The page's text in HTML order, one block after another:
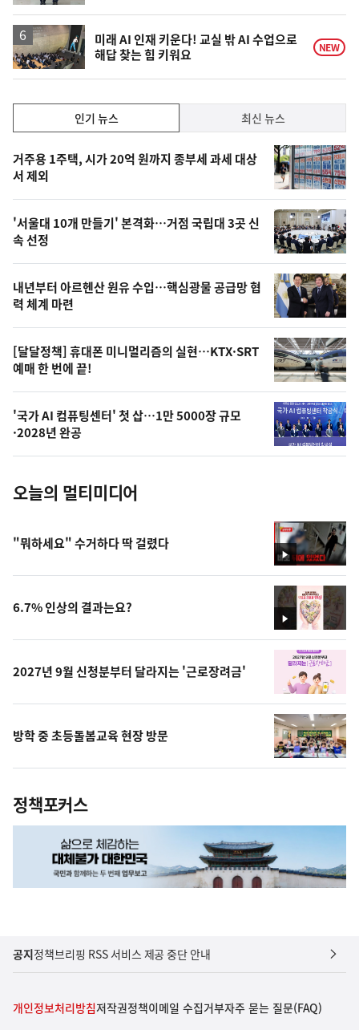
미래 AI 인재 키운다! 교실 밖 AI 수업으로
해답 찾는 힘 키워요
NEW
기,
최
신,
오
늘
의
영
상
오
늘
의
사
진
인기 뉴스 최신 뉴스
기
뉴
스
거주용 1주택, 시가 20억 원까지 종부세 과세 대상
서 제외
'서울대 10개 만들기' 본격화…거점 국립대 3곳 신
속 선정
내년부터 아르헨산 원유 수입…핵심광물 공급망 협
력 체계 마련
[달달정책] 휴대폰 미니멀리즘의 실현…KTX·SRT
예매 한 번에 끝!
'국가 AI 컴퓨팅센터' 첫 삽…1만 5000장 규모
·2028년 완공
오늘의 멀티미디어
영
상
"뭐하세요" 수거하다 딱 걸렸다
영
상
6.7% 인상의 결과는요?
2027년 9월 신청분부터 달라지는 '근로장려금'
방학 중 초등돌봄교육 현장 방문
정책포커스
공지정책브리핑 RSS 서비스 제공 중단 안내
개인정보처리방침저작권정책이메일 수집거부자주 묻는 질문(FAQ)